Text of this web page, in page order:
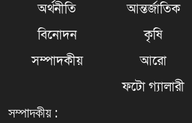
অর্থনীতি
আন্তর্জাতিক
বিনোদন
কৃষি
সম্পাদকীয়
আরো
ফটো গ্যালারী
সম্পাদকীয় :